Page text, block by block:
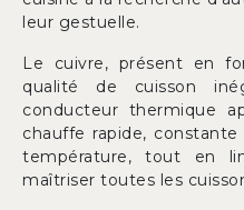
leur gestuelle.
Le cuivre, présent en
qualité de cuisson
conducteur thermique
chauffe rapide,
température, tout en
maîtriser toutes les